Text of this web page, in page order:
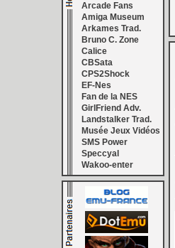
Arcade Fans
Amiga Museum
Arkames Trad.
Bruno C. Zone
Calice
CBSata
CPS2Shock
EF-Nes
Fan de la NES
GirlFriend Adv.
Landstalker Trad.
Musée Jeux Vidéos
SMS Power
Speccyal
Wakoo-enter